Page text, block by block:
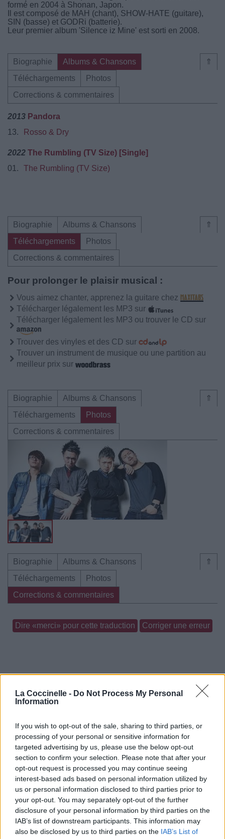
La Coccinelle - Do Not Process My Personal
Information
If you wish to opt-out of the sale, sharing to third parties, or
processing of your personal or sensitive information for
targeted advertising by us, please use the below opt-out
section to confirm your selection. Please note that after your
opt-out request is processed you may continue seeing
interest-based ads based on personal information utilized by
us or personal information disclosed to third parties prior to
your opt-out. You may separately opt-out of the further
disclosure of your personal information by third parties on the
IAB’s list of downstream participants. This information may
also be disclosed by us to third parties on the IAB’s List of
formé en 2004 à Shonan, Japon.
Il est composé de MAH (chant), SHOW-HATE (guitare),
SIN (basse) et GODRi (batterie).
Leur premier album 'Silence iz Mine' est sorti en 2008.
⇑
Biographie
Albums & Chansons
Téléchargements
Photos
Corrections & commentaires
2013 Pandora
13.
Rosso & Dry
2022 The Rumbling (TV Size) [Single]
01.
The Rumbling (TV Size)
⇑
Biographie
Albums & Chansons
Téléchargements
Photos
Corrections & commentaires
Pour prolonger le plaisir musical :
Vous aimez chanter, apprenez la guitare chez
Télécharger légalement les MP3 sur
Télécharger légalement les MP3 ou trouver le CD sur
Trouver des vinyles et des CD sur
Trouver un instrument de musique ou une partition au
meilleur prix sur
⇑
Biographie
Albums & Chansons
Téléchargements
Photos
Corrections & commentaires
⇑
Biographie
Albums & Chansons
Téléchargements
Photos
Corrections & commentaires
Dire «merci» pour cette traduction Corriger une erreur